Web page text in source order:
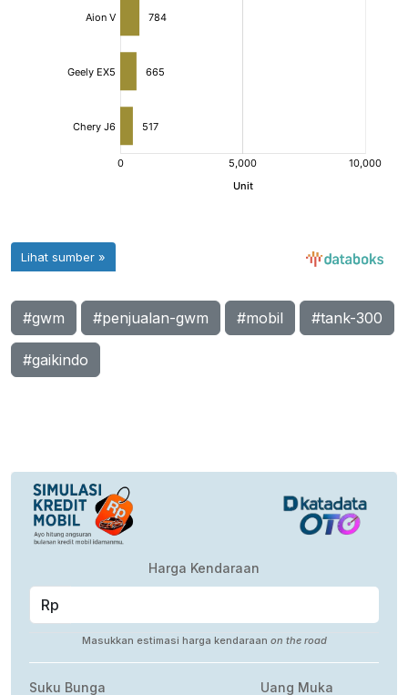
#gwm #penjualan-gwm #mobil #tank-300
#gaikindo